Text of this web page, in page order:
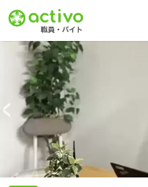
基本情報 募集詳細